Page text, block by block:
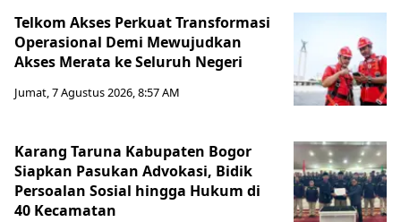
Telkom Akses Perkuat Transformasi
Operasional Demi Mewujudkan
Akses Merata ke Seluruh Negeri
Jumat, 7 Agustus 2026, 8:57 AM
Karang Taruna Kabupaten Bogor
Siapkan Pasukan Advokasi, Bidik
Persoalan Sosial hingga Hukum di
40 Kecamatan